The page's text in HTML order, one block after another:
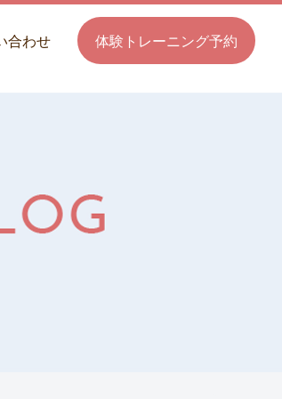
合わせ 体験トレーニング予約